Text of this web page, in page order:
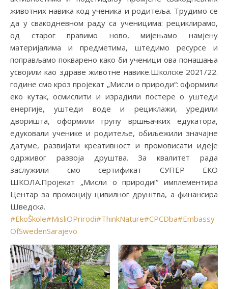
животних навика код ученика и родитеља. Трудимо се
да у свакодневном раду са ученицима: рециклирамо,
од старог правимо ново, мијењамо намјену
материјалима и предметима, штедимо ресурсе и
поправљамо покварено како би ученици ова понашања
усвојили као здраве животне навике.Школске 2021/22.
године смо кроз пројекат „Мисли о природи“: оформили
еко кутак, осмислити и израдили постере о уштеди
енергије, уштеди воде и рециклажи, уредили
дворишта, оформили групу вршњачких едукатора,
едуковали ученике и родитеље, обиљежили значајне
датуме, развијати креaтивност и промовисати идеје
одрживог развоја друштва. За квалитет рада
заслужили смо сертификат СУПЕР ЕКО
ШКОЛА.Пројекат „Мисли о природи!“ имплементира
Центар за промоцију цивилног друштва, а финансира
Шведскa.
#EkoŠkole#MisliOPrirodi#ThinkNature#CPCDba#Embassy
OfSwedenSarajevo